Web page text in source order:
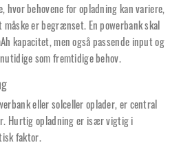
behovene for opladning kan variere,
er begrænset. En powerbank skal
kapacitet, men også passende input og
som fremtidige behov.
eller solceller oplader, er central
Hurtig opladning er især vigtig i
faktor.